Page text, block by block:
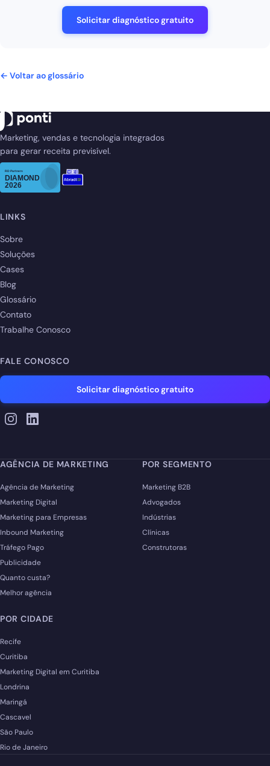
Solicitar diagnóstico gratuito
← Voltar ao glossário
Marketing, vendas e tecnologia integrados
para gerar receita previsível.
LINKS
Sobre
Soluções
Cases
Blog
Glossário
Contato
Trabalhe Conosco
FALE CONOSCO
Solicitar diagnóstico gratuito
AGÊNCIA DE MARKETING
Agência de Marketing
Marketing Digital
Marketing para Empresas
Inbound Marketing
Tráfego Pago
Publicidade
Quanto custa?
Melhor agência
POR SEGMENTO
Marketing B2B
Advogados
Indústrias
Clínicas
Construtoras
POR CIDADE
Recife
Curitiba
Marketing Digital em Curitiba
Londrina
Maringá
Cascavel
São Paulo
Rio de Janeiro